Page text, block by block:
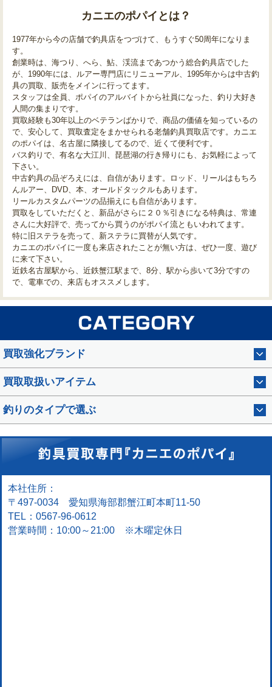
カニエのポパイとは？
1977年から今の店舗で釣具店をつづけて、もうすぐ50周年になりま
す。
創業時は、海つり、へら、鮎、渓流まであつかう総合釣具店でした
が、1990年には、ルアー専門店にリニューアル、1995年からは中古釣
具の買取、販売をメインに行ってます。
スタッフは全員、ポパイのアルバイトから社員になった、釣り大好き
人間の集まりです。
買取経験も30年以上のベテランばかりで、商品の価値を知っているの
で、安心して、買取査定をまかせられる老舗釣具買取店です。カニエ
のポパイは、名古屋に隣接してるので、近くて便利です。
バス釣りで、有名な大江川、琵琶湖の行き帰りにも、お気軽によって
下さい。
中古釣具の品ぞろえには、自信があります。ロッド、リールはもちろ
んルアー、DVD、本、オールドタックルもあります。
リールカスタムパーツの品揃えにも自信があります。
買取をしていただくと、新品がさらに２０％引きになる特典は、常連
さんに大好評で、売ってから買うのがポパイ流ともいわれてます。
特に旧ステラを売って、新ステラに買替が人気です。
カニエのポパイに一度も来店されたことが無い方は、ぜひ一度、遊び
に来て下さい。
近鉄名古屋駅から、近鉄蟹江駅まで、8分、駅から歩いて3分ですの
で、電車での、来店もオススメします。
買取強化ブランド
買取取扱いアイテム
釣りのタイプで選ぶ
本社住所：
〒497-0034 愛知県海部郡蟹江町本町11-50
TEL：0567-96-0612
営業時間：10:00～21:00 ※木曜定休日